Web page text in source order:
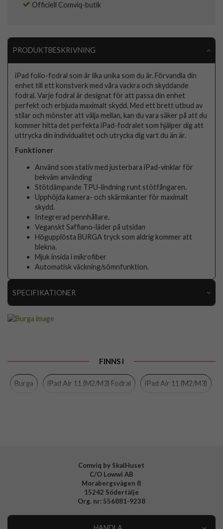
Officiell Comviq-butik
PRODUKTBESKRIVNING
iPad folio-fodral som är lika unika som du är. Förvandla din
enhet till ett konstverk med våra vackra och skyddande
fodral. Varje fodral är designat för att passa din enhet
perfekt och erbjuda maximalt skydd. Med ett brett utbud av
stilar och mönster att välja mellan, kan du vara säker på att du
kommer hitta det perfekta iPad-fodralet som hjälper dig att
uttrycka din individualitet och utrycka dig vart du än är.
Funktioner
Använd som stativ med justerbara iPad-vinklar för
bekväm använding
Stötdämpande TPU-lindning runt stötfångaren.
Upphöjda kamera- och skärmkanter för maximalt
skydd.
Integrerad pennhållare.
Veganskt Saffiano-läder på utsidan
Högupplösta BURGA tryck som aldrig kommer att
blekna.
Mjuk insida i mikrofiber
Automatisk väckning/sömnfunktion.
SPECIFIKATIONER
Pennhållare, Sov/Vakna funktion,
Stativfunktion
FINNS I
Burga iPad Air 11 (M2/M3) Fodral iPad Air 11 (M2/M3)
Comviq by SkalHuset
C/O Lowwi AB
Morabergsvägen 8
15242 Södertälje
Org. nr: 556881-9238